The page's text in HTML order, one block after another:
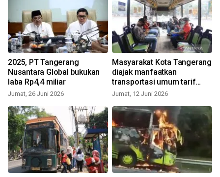
2025, PT Tangerang
Nusantara Global bukukan
laba Rp4,4 miliar
Jumat, 26 Juni 2026
Masyarakat Kota Tangerang
diajak manfaatkan
transportasi umum tarif
murah
Jumat, 12 Juni 2026